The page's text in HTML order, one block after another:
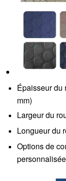
Épaisseur du
mm)
Largeur du
Longueur du
Options de